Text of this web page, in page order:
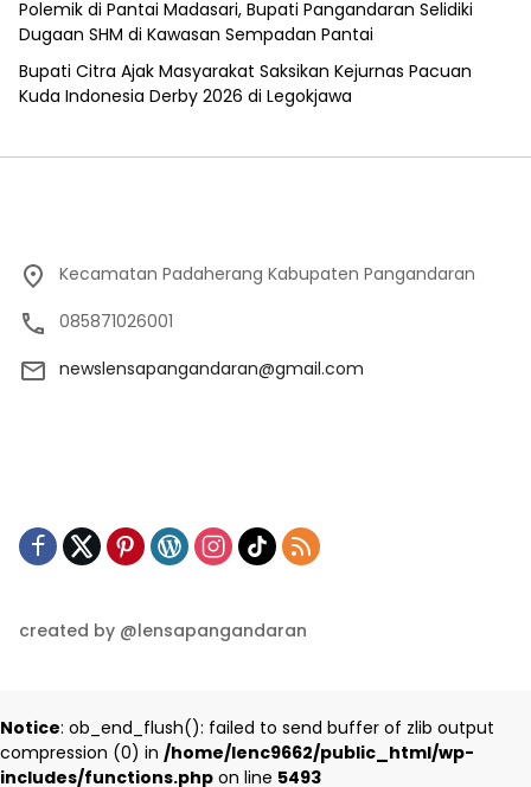
Polemik di Pantai Madasari, Bupati Pangandaran Selidiki
Dugaan SHM di Kawasan Sempadan Pantai
Bupati Citra Ajak Masyarakat Saksikan Kejurnas Pacuan
Kuda Indonesia Derby 2026 di Legokjawa
Kecamatan Padaherang Kabupaten Pangandaran
085871026001
newslensapangandaran@gmail.com
created by @lensapangandaran
Notice: ob_end_flush(): failed to send buffer of zlib output
compression (0) in /home/lenc9662/public_html/wp-
includes/functions.php on line 5493